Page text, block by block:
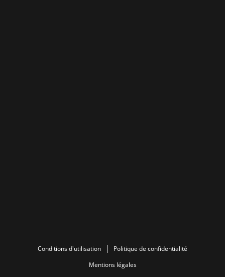
Conditions d'utilisation
Politique de confidentialité
Mentions légales